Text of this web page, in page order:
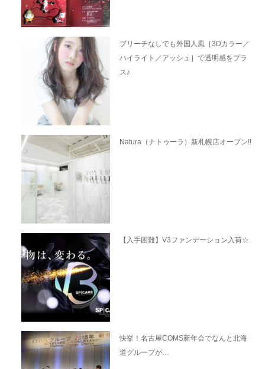
ブリーチなしでも外国人風［3Dカラー／
ハイライト／アッシュ］で透明感をプラ
ス♪
Natura（ナトゥーラ）新札幌店オープン!!
【入手困難】V3ファンデーション入荷☆
快挙！名古屋COMS新年会でなんと北海
道グループが…